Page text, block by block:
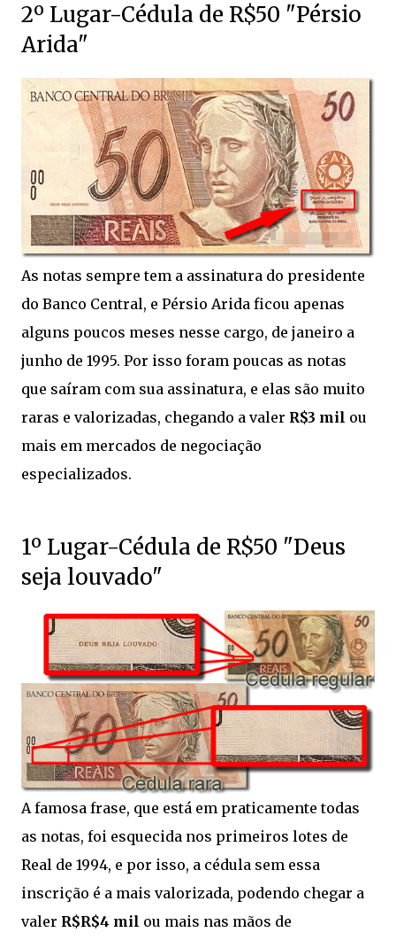
2º Lugar-Cédula de R$50 "Pérsio
Arida"
As notas sempre tem a assinatura do presidente
do Banco Central, e Pérsio Arida ficou apenas
alguns poucos meses nesse cargo, de janeiro a
junho de 1995. Por isso foram poucas as notas
que saíram com sua assinatura, e elas são muito
raras e valorizadas, chegando a valer R$3 mil ou
mais em mercados de negociação
especializados.
1º Lugar-Cédula de R$50 "Deus
seja louvado"
A famosa frase, que está em praticamente todas
as notas, foi esquecida nos primeiros lotes de
Real de 1994, e por isso, a cédula sem essa
inscrição é a mais valorizada, podendo chegar a
valer R$R$4 mil ou mais nas mãos de